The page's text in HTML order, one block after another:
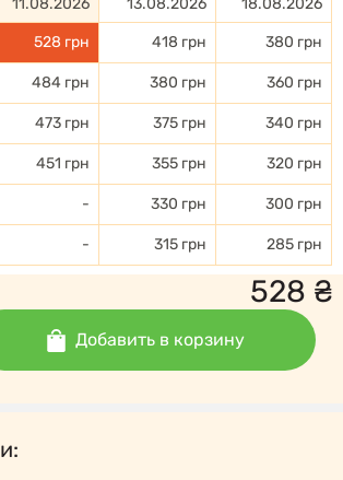
11.08.2026
13.08.2026
18.08.2026
528 грн 418 грн 380 грн
484 грн 380 грн 360 грн
473 грн 375 грн 340 грн
451 грн 355 грн 320 грн
- 330 грн 300 грн
- 315 грн 285 грн
528 ₴
Добавить в корзину